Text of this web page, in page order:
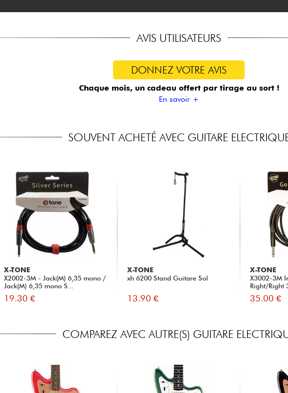
AVIS UTILISATEURS
DONNEZ VOTRE AVIS
Chaque mois, un cadeau offert par tirage au sort !
En savoir +
SOUVENT ACHETÉ AVEC GUITARE
X-TONE
X2002-3M - Jack(M) 6,35 mono /
Jack(M) 6,35 mono S...
19.30 €
X-TONE
xh 6200 Stand Guitare Sol
13.90 €
X-TONE
X3002-3M
Right/Right
35.00 €
COMPAREZ AVEC AUTRE(S) GUITARE